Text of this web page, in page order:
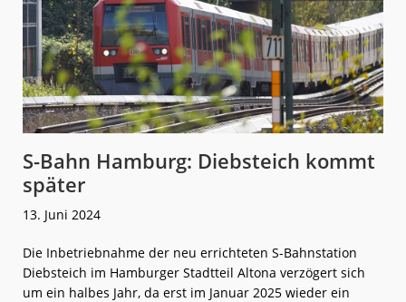
S-Bahn Hamburg: Diebsteich kommt
später
13. Juni 2024
Die Inbetriebnahme der neu errichteten S-Bahnstation
Diebsteich im Hamburger Stadtteil Altona verzögert sich
um ein halbes Jahr, da erst im Januar 2025 wieder ein